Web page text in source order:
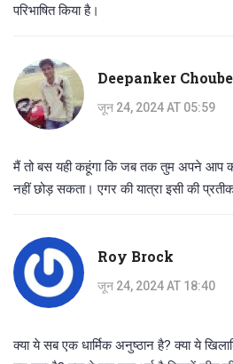
परिभाषित किया है।
Deepanker
जून 24, 2024 AT 05:59
मैं तो बस यही कहूंगा कि जब तक तुम अपने आप
नहीं छोड़ सकता। एगर की यात्रा इसी की
Roy Brock
जून 24, 2024 AT 18:40
क्या ये सब एक धार्मिक अनुष्ठान है? क्या ये